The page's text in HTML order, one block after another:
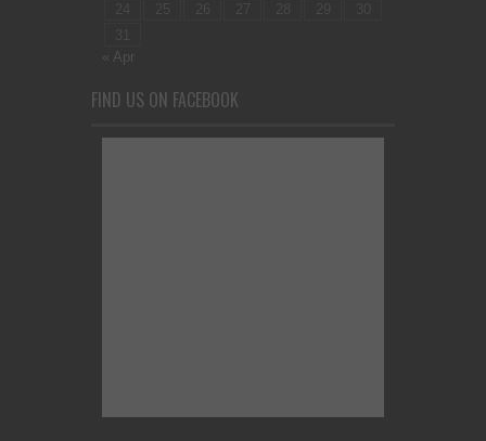
24
25 26 27 28 29
30
31
« Apr
FIND US ON FACEBOOK